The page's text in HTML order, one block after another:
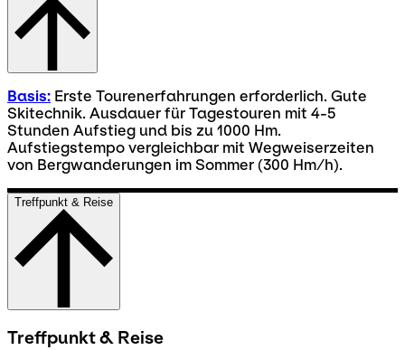
Basis: Erste Tourenerfahrungen erforderlich. Gute
Skitechnik. Ausdauer für Tagestouren mit 4-5
Stunden Aufstieg und bis zu 1000 Hm.
Aufstiegstempo vergleichbar mit Wegweiserzeiten
von Bergwanderungen im Sommer (300 Hm/h).
Treffpunkt & Reise
Treffpunkt & Reise